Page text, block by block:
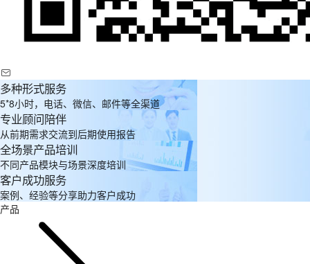
多种形式服务
5*8小时，电话、微信、邮件等全渠道
专业顾问陪伴
从前期需求交流到后期使用报告
全场景产品培训
不同产品模块与场景深度培训
客户成功服务
案例、经验等分享助力客户成功
产品